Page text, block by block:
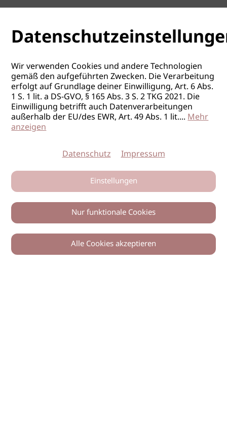
Wir verwenden Cookies und andere Technologien
gemäß den aufgeführten Zwecken. Die Verarbeitung
erfolgt auf Grundlage deiner Einwilligung, Art. 6 Abs.
1 S. 1 lit. a DS-GVO, § 165 Abs. 3 S. 2 TKG 2021. Die
Einwilligung betrifft auch Datenverarbeitungen
außerhalb der EU/des EWR, Art. 49 Abs. 1 lit....Mehr
anzeigen
Datenschutz Impressum
Einstellungen
Nur funktionale Cookies
Alle Cookies akzeptieren